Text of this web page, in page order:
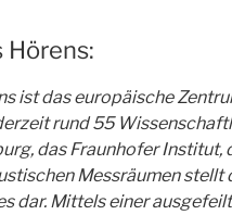
Hörens:
ist das europäische
rund 55
das Fraunhofer Institut,
Messräumen
dar. Mittels einer